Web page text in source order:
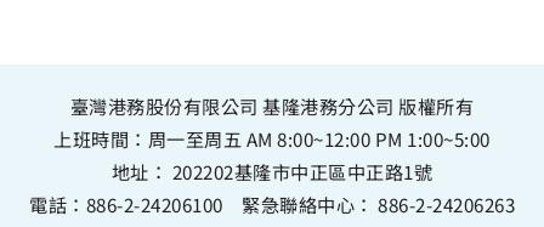
臺灣港務股份有限公司 基隆港務分公司 版權所有
上班時間：周一至周五 AM 8:00~12:00 PM 1:00~5:00
地址： 202202基隆市中正區中正路1號
電話： 886-2-24206100 緊急聯絡中心： 886-2-24206263